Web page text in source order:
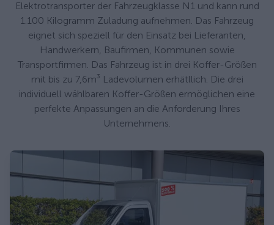
Elektrotransporter der Fahrzeugklasse N1 und kann rund
1.100 Kilogramm Zuladung aufnehmen. Das Fahrzeug
eignet sich speziell für den Einsatz bei Lieferanten,
Handwerkern, Baufirmen, Kommunen sowie
Transportfirmen. Das Fahrzeug ist in drei Koffer-Größen
mit bis zu 7,6m³ Ladevolumen erhätllich. Die drei
individuell wählbaren Koffer-Größen ermöglichen eine
perfekte Anpassungen an die Anforderung Ihres
Unternehmens.